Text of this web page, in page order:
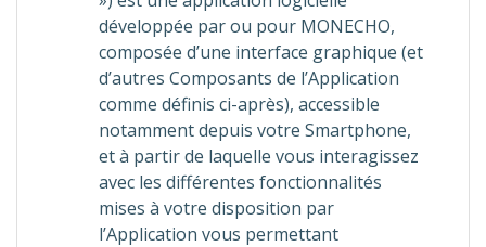
développée par ou pour MONECHO,
composée d’une interface graphique (et
d’autres Composants de l’Application
comme définis ci-après), accessible
notamment depuis votre Smartphone,
et à partir de laquelle vous interagissez
avec les différentes fonctionnalités
mises à votre disposition par
l’Application vous permettant